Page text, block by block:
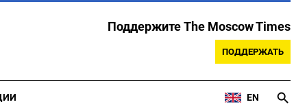
Поддержите The Moscow Times
ПОДДЕРЖАТЬ
EN